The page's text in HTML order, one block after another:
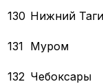
130 Нижний
131 Муром
132 Чебоксары